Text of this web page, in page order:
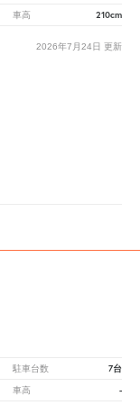
車高 210cm
2026年7月24日 更新
駐車台数 7台
車高 -